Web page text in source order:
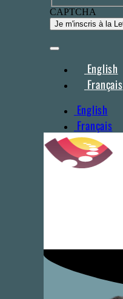
CAPTCHA
English
Français
English
Français